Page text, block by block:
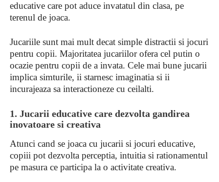
educative care pot aduce invatatul din clasa, pe
terenul de joaca.
Jucariile sunt mai mult decat simple distractii si jocuri
pentru copii. Majoritatea jucariilor ofera cel putin o
ocazie pentru copii de a invata. Cele mai bune jucarii
implica simturile, ii starnesc imaginatia si ii
incurajeaza sa interactioneze cu ceilalti.
1. Jucarii educative care dezvolta gandirea
inovatoare si creativa
Atunci cand se joaca cu jucarii si jocuri educative,
copiii pot dezvolta perceptia, intuitia si rationamentul
pe masura ce participa la o activitate creativa.